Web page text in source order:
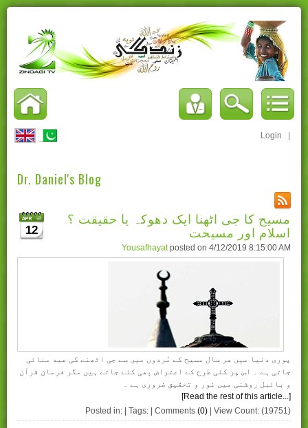
Login
Dr. Daniel's Blog
12
مسیح کا جی اٹھنا ایک دھوکہ یا حقیقت ؟
اسلام اور مسیحت
Yousafhayatposted on 4/12/2019 8:15:00 AM
پوری دنیا میں ھر سال مسیح کے مُردوں میں سے جی اٹھنے کی عید منائی
جاتی ہے ۔ اس پر کئی طرح کے اعتراض بھی کئے جاتے ہیں مگر فرمان قرآن
و بائبل روشنی میں غور و تحقیق ضروری ہے ۔
[Read the rest of this article...]
Posted in: | Tags: | Comments (0) | View Count: (19751)